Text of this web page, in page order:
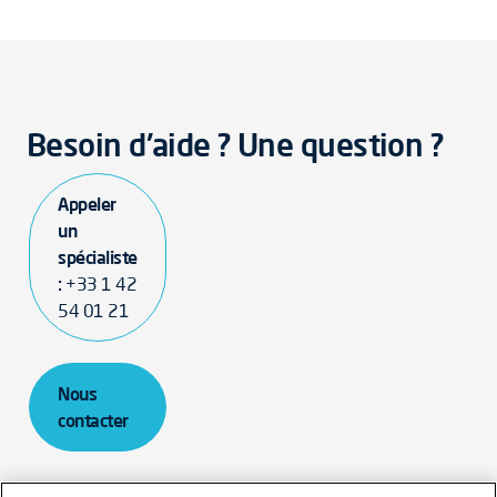
Besoin d'aide ? Une question ?
Appeler
un
spécialiste
: +33 1 42
54 01 21
Nous
contacter